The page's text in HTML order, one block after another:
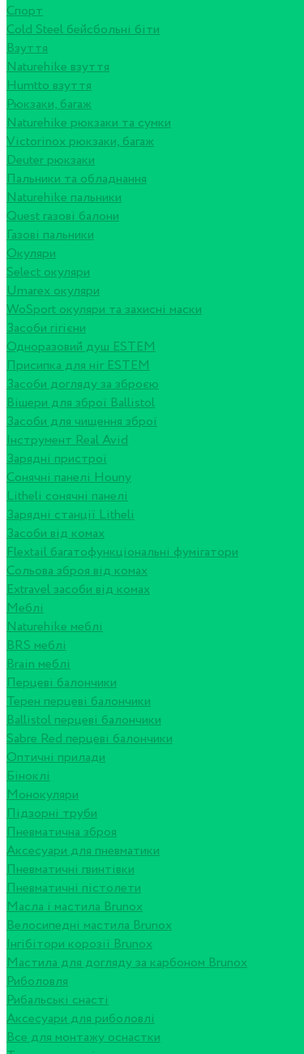
Спорт
Cold Steel бейсбольні біти
Взуття
Naturehike взуття
Humtto взуття
Рюкзаки, багаж
Naturehike рюкзаки та сумки
Victorinox рюкзаки, багаж
Deuter рюкзаки
Пальники та обладнання
Naturehike пальники
Quest газові балони
Газові пальники
Окуляри
Select окуляри
Umarex окуляри
WoSport окуляри та захисні маски
Засоби гігієни
Одноразовий душ ESTEM
Присипка для ніг ESTEM
Засоби догляду за зброєю
Вішери для зброї Ballistol
Засоби для чищення зброї
Інструмент Real Avid
Зарядні пристрої
Сонячні панелі Houny
Litheli сонячні панелі
Зарядні станції Litheli
Засоби від комах
Flextail багатофункціональні фумігатори
Сольова зброя від комах
Extravel засоби від комах
Меблі
Naturehike меблі
BRS меблі
Brain меблі
Перцеві балончики
Терен перцеві балончики
Ballistol перцеві балончики
Sabre Red перцеві балончики
Оптичні прилади
Біноклі
Монокуляри
Підзорні труби
Пневматична зброя
Аксесуари для пневматики
Пневматичні гвинтівки
Пневматичні пістолети
Масла і мастила Brunox
Велосипедні мастила Brunox
Інгібітори корозії Brunox
Мастила для догляду за карбоном Brunox
Риболовля
Рибальські снасті
Аксесуари для риболовлі
Все для монтажу оснастки